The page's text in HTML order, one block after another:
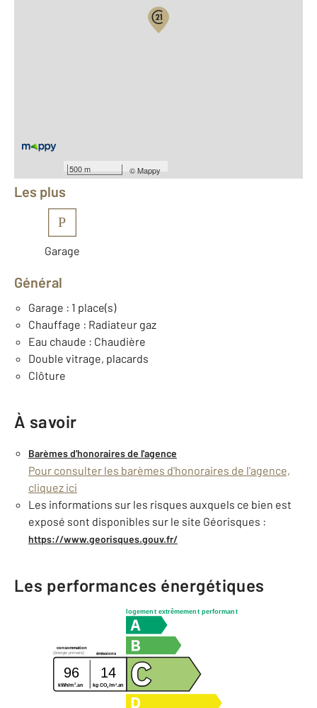
500 m ©Mappy
Équipements
Les plus
P
Garage
Général
Garage : 1 place(s)
Chauffage : Radiateur gaz
Eau chaude : Chaudière
Double vitrage, placards
Clôture
À savoir
Barèmes d'honoraires de l'agence
Pour consulter les barèmes d'honoraires de l'agence,
cliquez ici
Les informations sur les risques auxquels ce bien est
exposé sont disponibles sur le site Géorisques :
https://www.georisques.gouv.fr/
Les performances énergétiques
logement extrêmement performant
consommation
émissions
(énergie primaire)
96 14
kWh/m 2 .an kg CO2/m2.an